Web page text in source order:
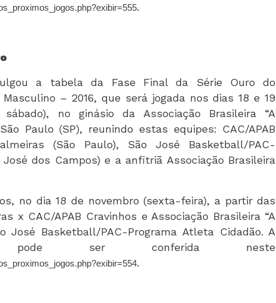
.
a tabela da Fase Final da Série Ouro do
– 2016, que será jogada nos dias 18 e 19
no ginásio da Associação Brasileira “A
Paulo (SP), reunindo estas equipes: CAC/APAB
(São Paulo), São José Basketball/PAC-
dos Campos) e a anfitriã Associação Brasileira
no dia 18 de novembro (sexta-feira), a partir das
x CAC/APAB Cravinhos e Associação Brasileira “A
José Basketball/PAC-Programa Atleta Cidadão. A
pode ser conferida neste
.